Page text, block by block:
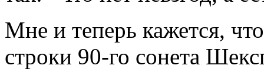
Мне и теперь кажется,
строки 90-го сонета